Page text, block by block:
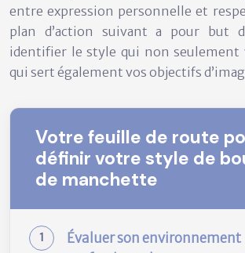
entre expression personnelle et
plan d’action suivant a pour but
identifier le style qui non seulement
qui sert également vos objectifs
Votre feuille de route
définir votre style de
de manchette
Évaluer son environnement